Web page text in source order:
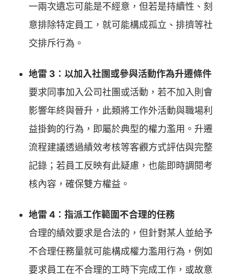
一兩次遺忘可能是不經意，但若是持續性、刻
意排除特定員工，就可能構成孤立、排擠等社
交排斥行為。
地雷 3：以加入社團或參與活動作為升遷條件
要求同事加入公司社團或活動，若不加入則會
影響年終與晉升，此類將工作外活動與職場利
益掛鉤的行為，即屬於典型的權力濫用。升遷
流程建議透過績效考核等客觀方式評估與完整
記錄；若員工反映有此疑慮，也能即時調閱考
核內容，確保雙方權益。
地雷 4：指派工作範圍不合理的任務
合理的績效要求是合法的，但針對某人並給予
不合理任務量就可能構成權力濫用行為，例如
要求員工在不合理的工時下完成工作，或故意